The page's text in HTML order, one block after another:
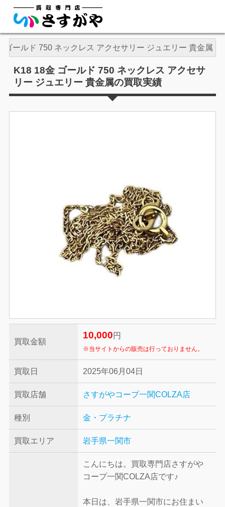
ゴールド 750 ネックレス アクセサリー ジュエリー 貴金属
K18 18金 ゴールド 750 ネックレス アクセサ
リー ジュエリー 貴金属の買取実績
買取金額
10,000 円
※当サイトからの販売は行っておりません。
買取日 2025年06月04日
買取店舗 さすがやコープ一関COLZA店
種別 金・プラチナ
買取エリア 岩手県一関市
こんにちは。買取専門店さすがや
コープ一関COLZA店です♪
本日は、岩手県一関市にお住まい